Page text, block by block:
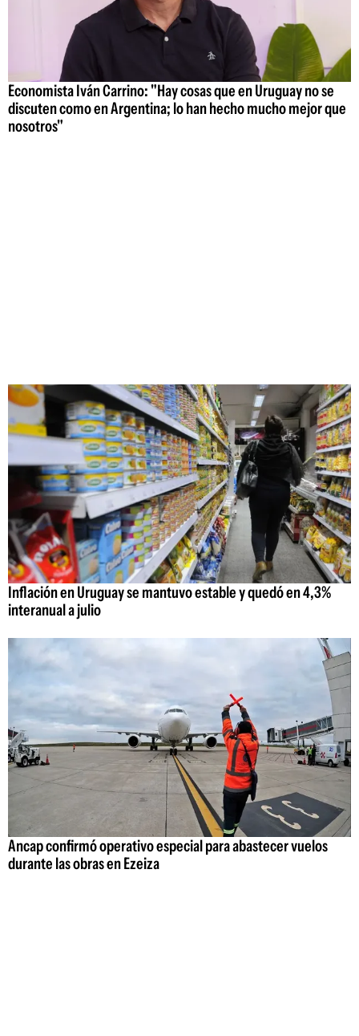
Economista Iván Carrino: "Hay cosas que en Uruguay no se
discuten como en Argentina; lo han hecho mucho mejor que
nosotros"
Inflación en Uruguay se mantuvo estable y quedó en 4,3%
interanual a julio
Ancap confirmó operativo especial para abastecer vuelos
durante las obras en Ezeiza